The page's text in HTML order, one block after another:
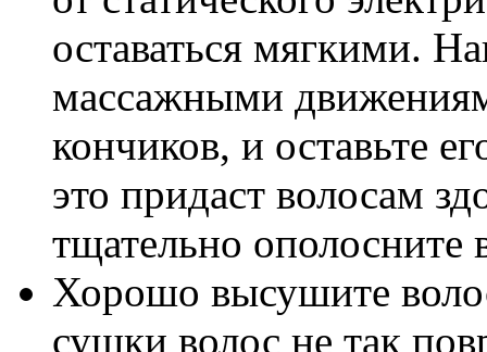
оставаться мягкими.
массажными
кончиков, и оставьте
это придаст волосам
тщательно ополосните
Хорошо высушите
сушки волос не так